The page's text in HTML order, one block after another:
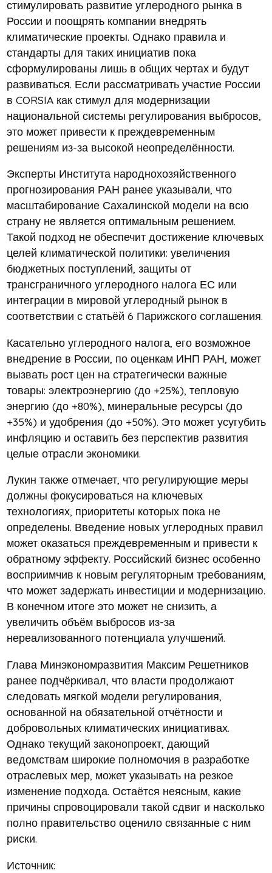
стимулировать развитие углеродного рынка в
России и поощрять компании внедрять
климатические проекты. Однако правила и
стандарты для таких инициатив пока
сформулированы лишь в общих чертах и будут
развиваться. Если рассматривать участие России
в CORSIA как стимул для модернизации
национальной системы регулирования выбросов,
это может привести к преждевременным
решениям из-за высокой неопределённости.
Эксперты Института народнохозяйственного
прогнозирования РАН ранее указывали, что
масштабирование Сахалинской модели на всю
страну не является оптимальным решением.
Такой подход не обеспечит достижение ключевых
целей климатической политики: увеличения
бюджетных поступлений, защиты от
трансграничного углеродного налога ЕС или
интеграции в мировой углеродный рынок в
соответствии с статьёй 6 Парижского соглашения.
Касательно углеродного налога, его возможное
внедрение в России, по оценкам ИНП РАН, может
вызвать рост цен на стратегически важные
товары: электроэнергию (до +25%), тепловую
энергию (до +80%), минеральные ресурсы (до
+35%) и удобрения (до +50%). Это может усугубить
инфляцию и оставить без перспектив развития
целые отрасли экономики.
Лукин также отмечает, что регулирующие меры
должны фокусироваться на ключевых
технологиях, приоритеты которых пока не
определены. Введение новых углеродных правил
может оказаться преждевременным и привести к
обратному эффекту. Российский бизнес особенно
восприимчив к новым регуляторным требованиям,
что может задержать инвестиции и модернизацию.
В конечном итоге это может не снизить, а
увеличить объём выбросов из-за
нереализованного потенциала улучшений.
Глава Минэкономразвития Максим Решетников
ранее подчёркивал, что власти продолжают
следовать мягкой модели регулирования,
основанной на обязательной отчётности и
добровольных климатических инициативах.
Однако текущий законопроект, дающий
ведомствам широкие полномочия в разработке
отраслевых мер, может указывать на резкое
изменение подхода. Остаётся неясным, какие
причины спровоцировали такой сдвиг и насколько
полно правительство оценило связанные с ним
риски.
Источник: